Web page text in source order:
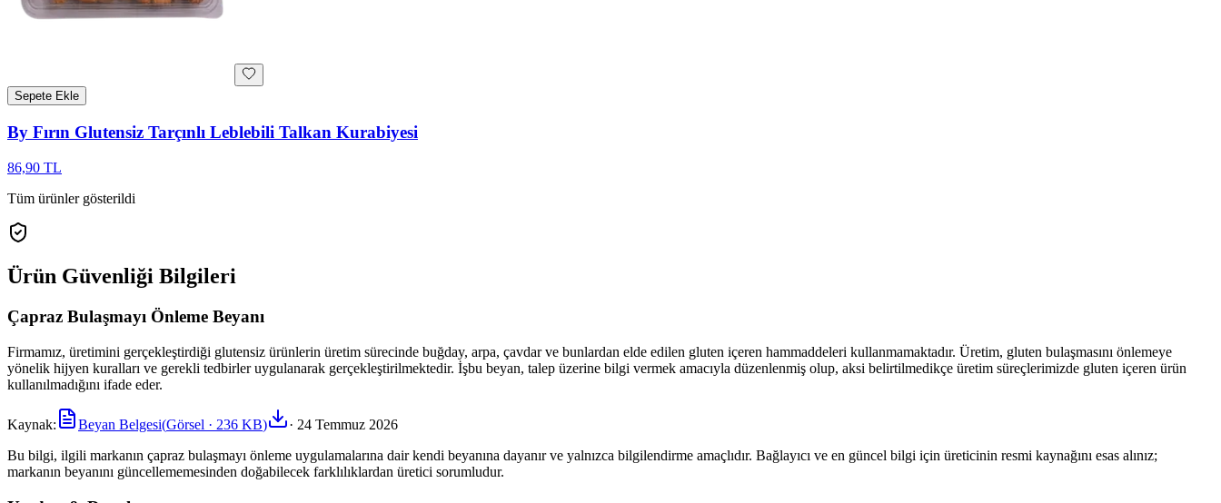
Sepete Ekle
By Fırın Glutensiz Tarçınlı Leblebili Talkan Kurabiyesi
86,90 TL
Tüm ürünler gösterildi
Ürün Güvenliği Bilgileri
Çapraz Bulaşmayı Önleme Beyanı
Firmamız, üretimini gerçekleştirdiği glutensiz ürünlerin üretim sürecinde buğday, arpa, çavdar ve bunlardan elde edilen gluten içeren hammaddeleri kullanmamaktadır. Üretim, gluten bulaşmasını önlemeye
yönelik hijyen kuralları ve gerekli tedbirler uygulanarak gerçekleştirilmektedir. İşbu beyan, talep üzerine bilgi vermek amacıyla düzenlenmiş olup, aksi belirtilmedikçe üretim süreçlerimizde gluten içeren ürün
kullanılmadığını ifade eder.
Kaynak: Beyan Belgesi(Görsel · 236 KB) · 24 Temmuz 2026
Bu bilgi, ilgili markanın çapraz bulaşmayı önleme uygulamalarına dair kendi beyanına dayanır ve yalnızca bilgilendirme amaçlıdır. Bağlayıcı ve en güncel bilgi için üreticinin resmi kaynağını esas alınız;
markanın beyanını güncellememesinden doğabilecek farklılıklardan üretici sorumludur.